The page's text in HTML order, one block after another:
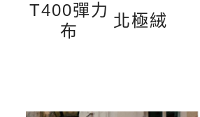
T400彈力
布
北極絨